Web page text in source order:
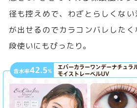
径も控えめで、わざとらしくな
が出せるのでカラコンバレした
段使いにもぴったり。